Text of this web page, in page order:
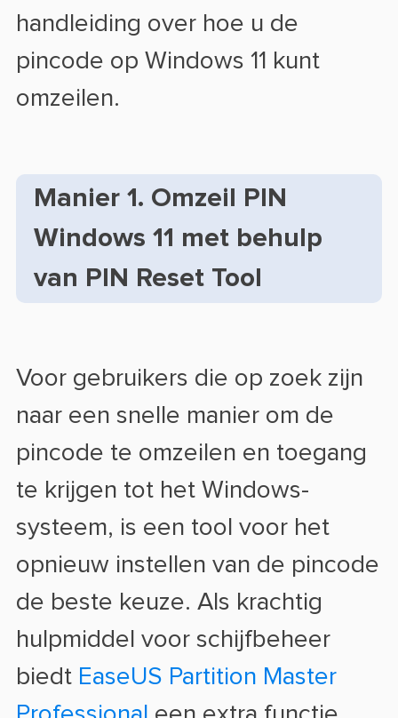
handleiding over hoe u de
pincode op Windows 11 kunt
omzeilen.
Manier 1. Omzeil PIN
Windows 11 met behulp
van PIN Reset Tool
Voor gebruikers die op zoek zijn
naar een snelle manier om de
pincode te omzeilen en toegang
te krijgen tot het Windows-
systeem, is een tool voor het
opnieuw instellen van de pincode
de beste keuze. Als krachtig
hulpmiddel voor schijfbeheer
biedt EaseUS Partition Master